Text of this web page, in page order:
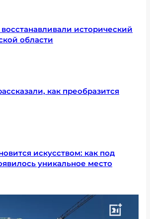
исторический
области
как преобразится
искусством: как под
уникальное место